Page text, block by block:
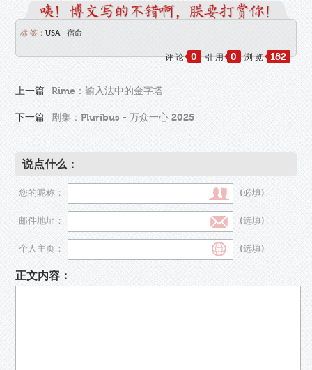
标 签：USA 宿命
评 论 0 引 用 0 浏 览 182
上一篇 Rime：输入法中的金字塔
下一篇 剧集：Pluribus - 万众一心 2025
说点什么：
您的昵称： (必填)
邮件地址： (选填)
个人主页： (选填)
正文内容：